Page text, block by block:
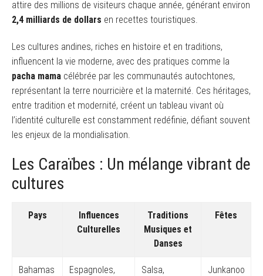
attire des millions de visiteurs chaque année, générant environ
2,4 milliards de dollars en recettes touristiques.
Les cultures andines, riches en histoire et en traditions,
influencent la vie moderne, avec des pratiques comme la
pacha mama célébrée par les communautés autochtones,
représentant la terre nourricière et la maternité. Ces héritages,
entre tradition et modernité, créent un tableau vivant où
l’identité culturelle est constamment redéfinie, défiant souvent
les enjeux de la mondialisation.
Les Caraïbes : Un mélange vibrant de
cultures
Pays
Influences
Culturelles
Traditions
Musiques et
Danses
Fêtes
Bahamas
Espagnoles,
Salsa,
Junkanoo